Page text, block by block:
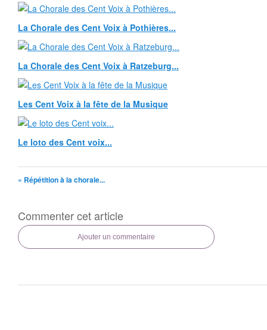
La Chorale des Cent Voix à Pothières...
La Chorale des Cent Voix à Ratzeburg...
Les Cent Voix à la fête de la Musique
Le loto des Cent voix...
« Répétition à la chorale...
Commenter cet article
Ajouter un commentaire